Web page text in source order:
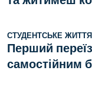
СТУДЕНТСЬКЕ ЖИТТЯ
Перший
самостійним